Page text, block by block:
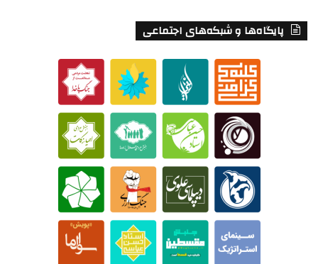
پایگاه‌ها و شبکه‌های اجتماعی